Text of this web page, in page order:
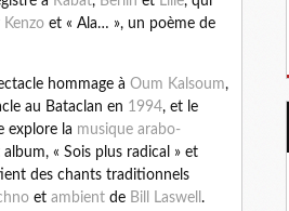
Kenzo et « Ala… », un poème de
hommage à Oum Kalsoum,
au Bataclan en 1994, et le
explore la musique arabo-
« Sois plus radical » et
des chants traditionnels
et ambient de Bill Laswell .